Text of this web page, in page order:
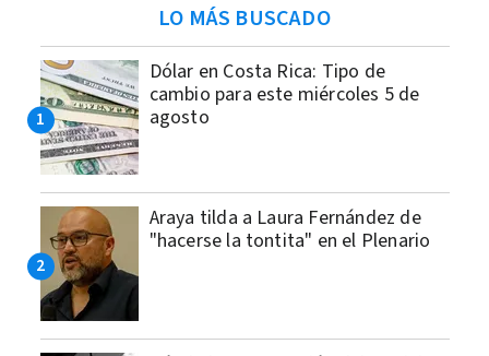
LO MÁS BUSCADO
Dólar en Costa Rica: Tipo de
cambio para este miércoles 5 de
agosto
Araya tilda a Laura Fernández de
"hacerse la tontita" en el Plenario